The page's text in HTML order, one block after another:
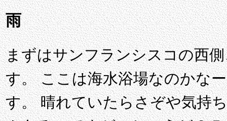
雨
まずはサンフランシスコの西
す。 ここは海水浴場なのかな
す。 晴れていたらさぞや気持